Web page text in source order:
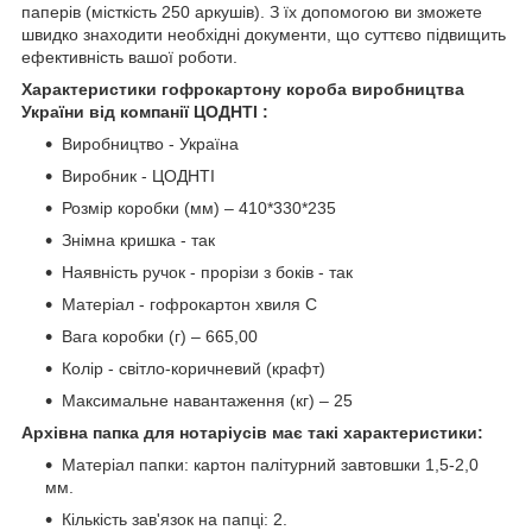
паперів (місткість 250 аркушів). З їх допомогою ви зможете
швидко знаходити необхідні документи, що суттєво підвищить
ефективність вашої роботи.
Характеристики гофрокартону короба виробництва
України від компанії ЦОДНТІ :
Виробництво - Україна
Виробник - ЦОДНТІ
Розмір коробки (мм) – 410*330*235
Знімна кришка - так
Наявність ручок - прорізи з боків - так
Матеріал - гофрокартон хвиля С
Вага коробки (г) – 665,00
Колір - світло-коричневий (крафт)
Максимальне навантаження (кг) – 25
Архівна папка для нотаріусів має такі характеристики:
Матеріал папки: картон палітурний завтовшки 1,5-2,0
мм.
Кількість зав'язок на папці: 2.